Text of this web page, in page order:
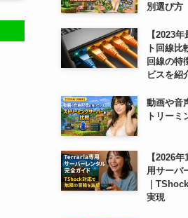
別選び方
【2023
ト回線比
回線の特
ビスを紹
動画や音
トリーミ
【2026
用サーバ
｜
実現